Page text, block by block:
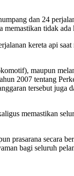
dan 24
tidak
kereta api
maupun
2007 tentang
tersebut
memastikan
secara
bagi seluruh